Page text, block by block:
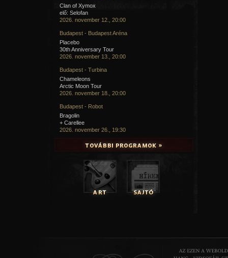
Clan of Xymox
elő: Selofan
2026. november 12., 20:00
Budapest - Budapest Aréna
Placebo
30th Anniversary Tour
2026. november 13., 20:00
Budapest - Turbina
Chameleons
Arctic Moon Tour
2026. november 18., 20:00
Budapest - Robot
Bragolin
+ Carellee
2026. november 26., 19:30